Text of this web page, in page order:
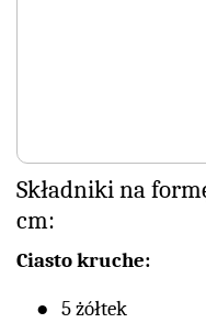
Składniki na
cm:
Ciasto kruche:
5 żółtek